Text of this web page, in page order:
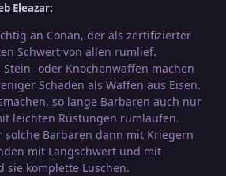
Eleazar:
an Conan, der als zertifizierter
Schwert von allen rumlief.
Stein- oder Knochenwaffen machen
Schaden als Waffen aus Eisen.
so lange Barbaren auch nur
leichten Rüstungen rumlaufen.
Barbaren dann mit Kriegern
mit Langschwert und mit
sie komplette Luschen.